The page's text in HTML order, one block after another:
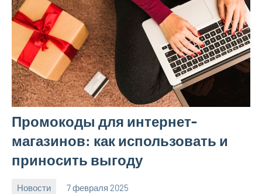
Промокоды для интернет-
магазинов: как использовать и
приносить выгоду
Новости 7 февраля 2025